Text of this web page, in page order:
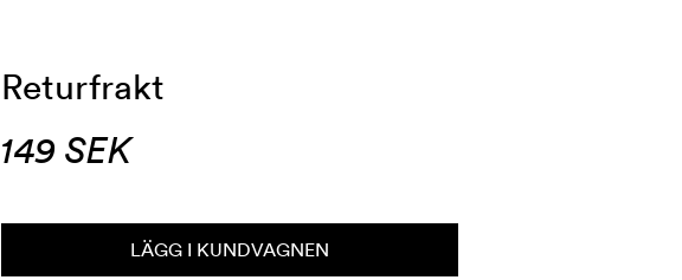
Returfrakt
149SEK
LÄGG I KUNDVAGNEN